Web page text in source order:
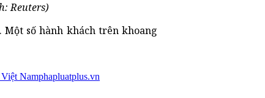
Reuters)
số hành khách trên khoang
Namphapluatplus.vn